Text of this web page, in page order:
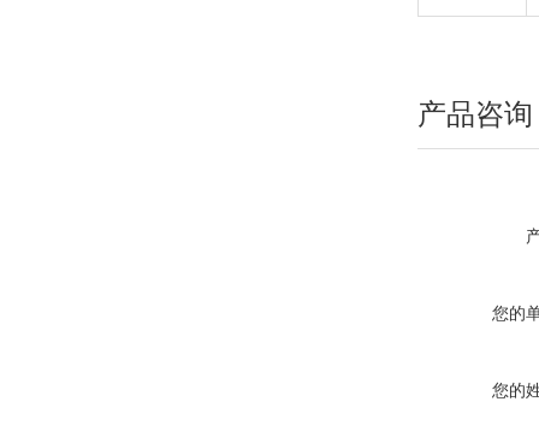
产品咨询
您的
您的